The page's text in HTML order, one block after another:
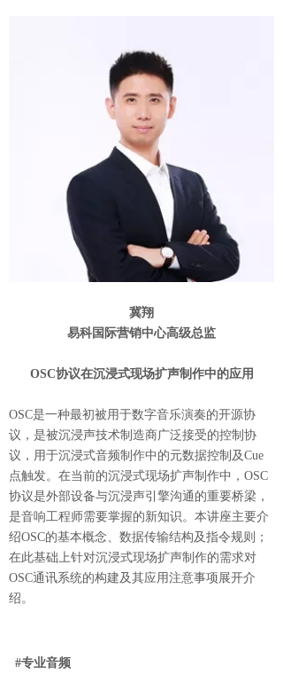
冀翔
易科国际营销中心高级总监
OSC协议在沉浸式现场扩声制作中的应用
OSC是一种最初被用于数字音乐演奏的开源协
议，是被沉浸声技术制造商广泛接受的控制协
议，用于沉浸式音频制作中的元数据控制及Cue
点触发。在当前的沉浸式现场扩声制作中，OSC
协议是外部设备与沉浸声引擎沟通的重要桥梁，
是音响工程师需要掌握的新知识。本讲座主要介
绍OSC的基本概念、数据传输结构及指令规则；
在此基础上针对沉浸式现场扩声制作的需求对
OSC通讯系统的构建及其应用注意事项展开介
绍。
#专业音频